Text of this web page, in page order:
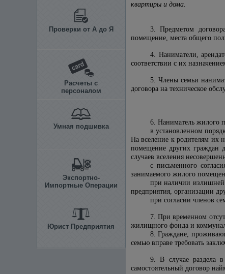
Проверки от А до Я
Расчеты с
персоналом
Умная подшивка
Экспортно-
Импортные Операции
Юрист Предприятия
квартиры и дома.
3. Предметом
помещение, места общего
4. Наниматели,
соответствии с их
5. Члены семьи
договора на техническое
6. Наниматель жилого
в установленном
На вселение к родителям их
помещение других граждан
случаев вселения
с письменного
занимаемого жилого
при наличии излишней
предприятия, организации
при согласии членов
7. При временном
жилищного фонда и
8. Граждане,
семью вправе требовать
9. В случае раздела
самостоятельный договор